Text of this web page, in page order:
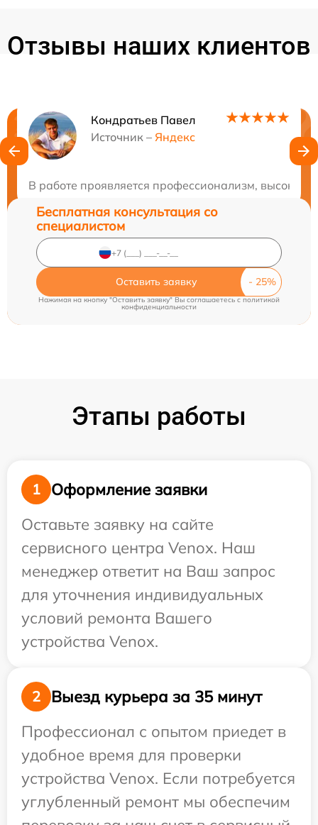
Отзывы наших клиентов
Кондратьев Павел
Источник – Яндекс
В работе проявляется профессионализм, высокая
Нужна консультация?
Бесплатная консультация со
специалистом
Оставить заявку
Нажимая на кнопку "Оставить заявку" Вы соглашаетесь cполитикой
конфиденциальности
Этапы работы
1
Оформление заявки
Оставьте заявку на сайте
сервисного центра Venox. Наш
менеджер ответит на Ваш запрос
для уточнения индивидуальных
условий ремонта Вашего
устройства Venox.
2
Выезд курьера за 35 минут
Профессионал с опытом приедет в
удобное время для проверки
устройства Venox. Если потребуется
углубленный ремонт мы обеспечим